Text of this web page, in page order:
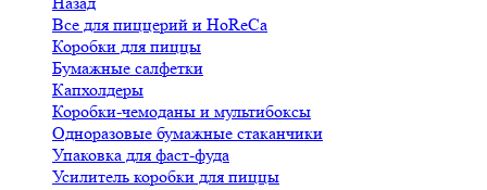
Все для пиццерий и HoReCa
Коробки для пиццы
Бумажные салфетки
Капхолдеры
Коробки-чемоданы и мультибоксы
Одноразовые бумажные стаканчики
Упаковка для фаст-фуда
Усилитель коробки для пиццы